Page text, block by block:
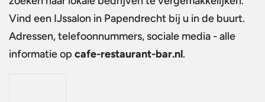
Vind een IJssalon in Papendrecht bij u in de buurt.
Adressen, telefoonnummers, sociale media - alle
informatie op cafe-restaurant-bar.nl.